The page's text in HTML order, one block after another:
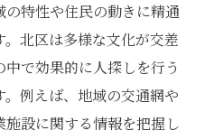
特性や住民の動きに精通
北区は多様な文化が交差
で効果的に人探しを行う
例えば、地域の交通網や
設に関する情報を把握し